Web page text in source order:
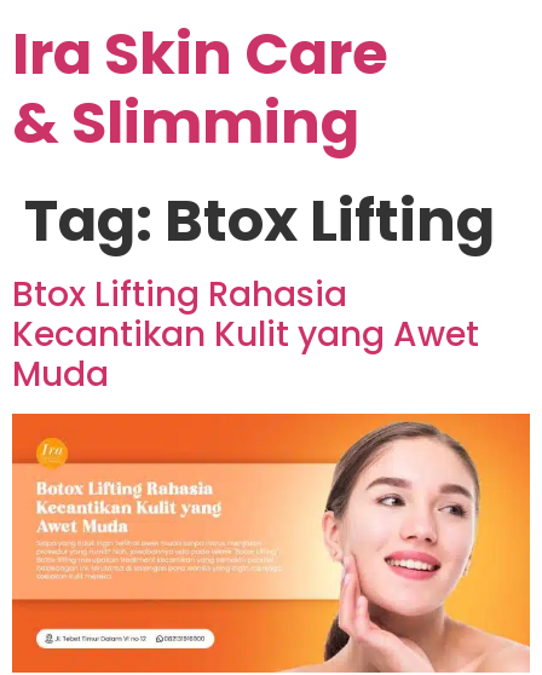
Ira Skin Care
& Slimming
Tag: Btox Lifting
Btox Lifting Rahasia
Kecantikan Kulit yang Awet
Muda